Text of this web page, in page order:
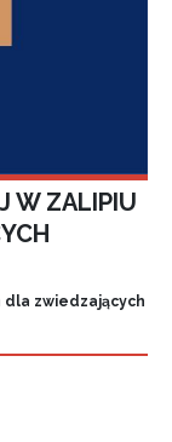
W ZALIPIU
dla zwiedzających